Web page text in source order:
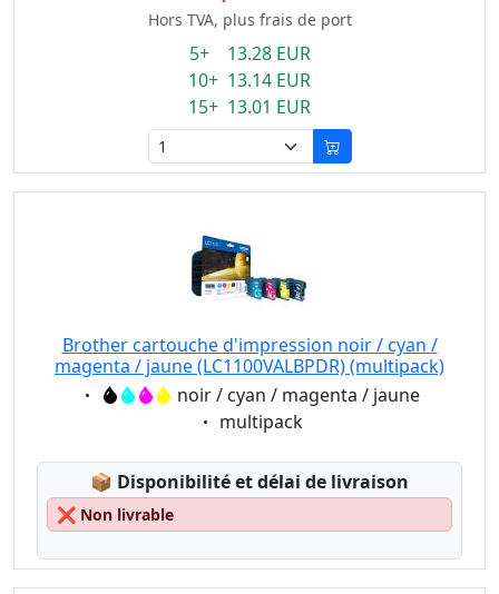
Hors TVA, plus frais de port
5+ 13.28 EUR
10+ 13.14 EUR
15+ 13.01 EUR
Brother cartouche d'impression noir / cyan /
magenta / jaune (LC1100VALBPDR) (multipack)
Eigenschaft:noir / cyan / magenta / jaune
Eigenschaft:
multipack
📦 Lagerstatus:
Disponibilité et délai de livraison
❌ Non livrable